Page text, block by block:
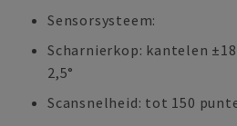
Sensorsysteem:
Scharnierkop: kantelen
2,5°
Scansnelheid: tot 150